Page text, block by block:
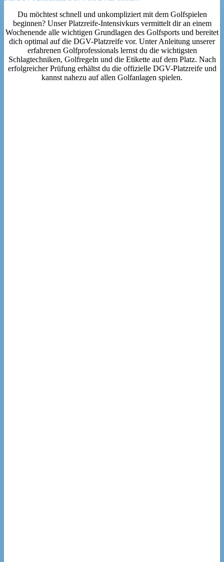
Du möchtest schnell und unkompliziert mit dem Golfspielen
beginnen? Unser Platzreife-Intensivkurs vermittelt dir an einem
Wochenende alle wichtigen Grundlagen des Golfsports und bereitet
dich optimal auf die DGV-Platzreife vor. Unter Anleitung unserer
erfahrenen Golfprofessionals lernst du die wichtigsten
Schlagtechniken, Golfregeln und die Etikette auf dem Platz. Nach
erfolgreicher Prüfung erhältst du die offizielle DGV-Platzreife und
kannst nahezu auf allen Golfanlagen spielen.